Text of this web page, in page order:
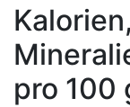
pro 100